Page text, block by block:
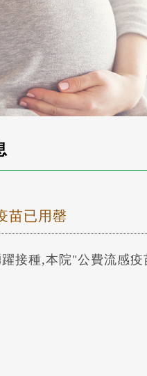
苗已用罄
接種,本院"公費流感疫